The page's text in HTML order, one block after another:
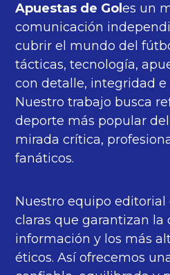
Apuestas de Goles un
comunicación
cubrir el mundo del
tácticas, tecnología,
con detalle, integridad e
Nuestro trabajo busca
deporte más popular del
mirada crítica,
fanáticos.
Nuestro equipo editorial
claras que garantizan la
información y los más
éticos. Así ofrecemos